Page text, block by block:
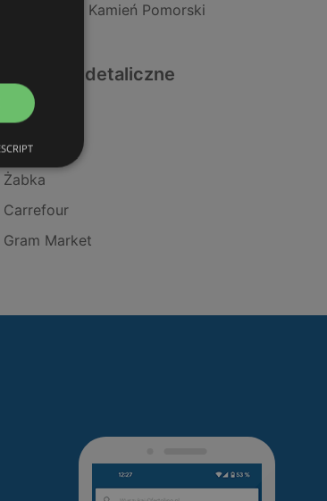
Eurocash w Kamień Pomorski
sklepy detaliczne
Market